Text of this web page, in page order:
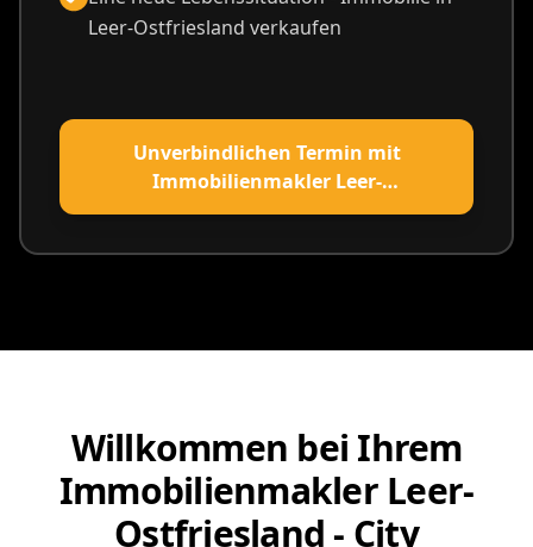
Leer-Ostfriesland verkaufen
Unverbindlichen Termin mit
Immobilienmakler Leer-
Ostfriesland vereinbaren
Willkommen bei Ihrem
Immobilienmakler Leer-
Ostfriesland - City